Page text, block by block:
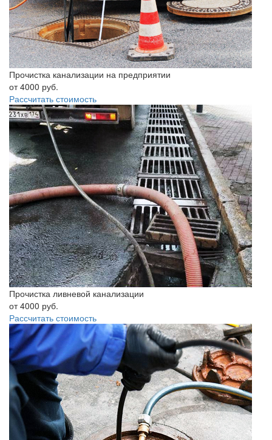
Прочистка канализации на предприятии
от4000 руб.
Рассчитать стоимость
Прочистка ливневой канализации
от4000 руб.
Рассчитать стоимость